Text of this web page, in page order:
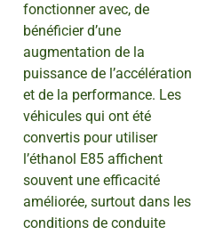
fonctionner avec, de
bénéficier d’une
augmentation de la
puissance de l’accélération
et de la performance. Les
véhicules qui ont été
convertis pour utiliser
l’éthanol E85 affichent
souvent une efficacité
améliorée, surtout dans les
conditions de conduite